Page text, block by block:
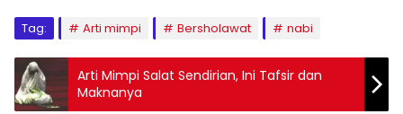
Tag: Arti mimpi Bersholawat nabi
Arti Mimpi Salat Sendirian, Ini Tafsir dan
Maknanya